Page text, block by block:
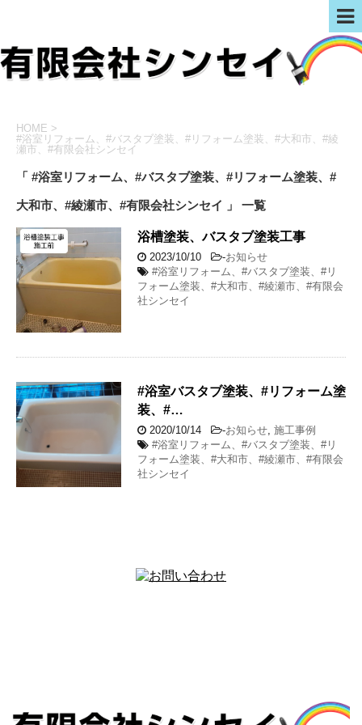
HOME >
#浴室リフォーム、#バスタブ塗装、#リフォーム塗装、#大和市、#綾
瀬市、#有限会社シンセイ
「 #浴室リフォーム、#バスタブ塗装、#リフォーム塗装、#
大和市、#綾瀬市、#有限会社シンセイ 」 一覧
浴槽塗装、バスタブ塗装工事
2023/10/10 -お知らせ
#浴室リフォーム、#バスタブ塗装、#リ
フォーム塗装、#大和市、#綾瀬市、#有限会
社シンセイ
#浴室バスタブ塗装、#リフォーム塗
装、#…
2020/10/14 -お知らせ 施工事例
#浴室リフォーム、#バスタブ塗装、#リ
フォーム塗装、#大和市、#綾瀬市、#有限会
社シンセイ